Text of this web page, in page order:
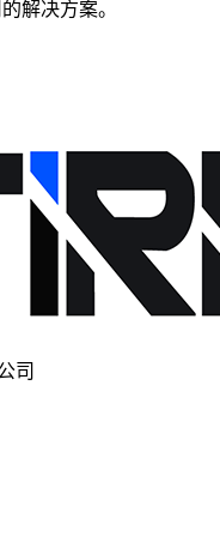
解决方案。
司